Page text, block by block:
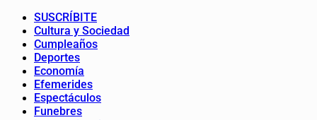
SUSCRÍBITE
Cultura y Sociedad
Cumpleaños
Deportes
Economía
Efemerides
Espectáculos
Funebres